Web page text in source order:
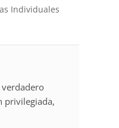
Individuales
verdadero
privilegiada,